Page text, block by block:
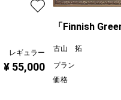
レギュラー
¥ 55,000
「Finnish
ンド風景
古山 拓
プラン
価格